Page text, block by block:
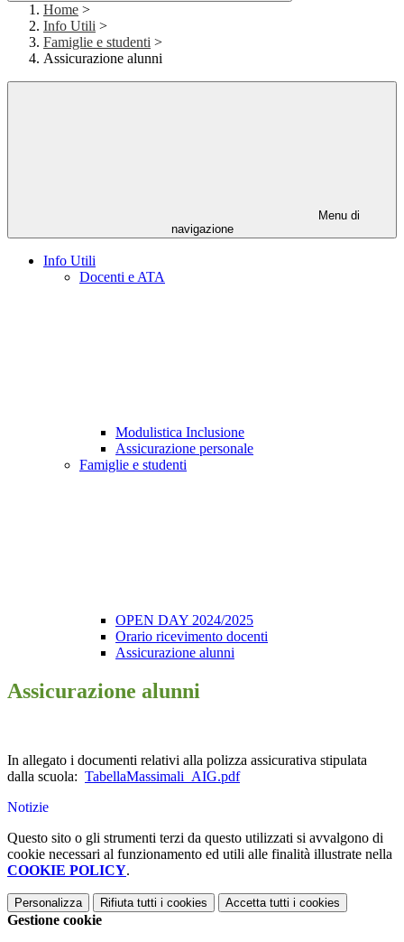
Home >
Info Utili >
Famiglie e studenti >
Assicurazione alunni
Menu di
navigazione
Info Utili
Docenti e ATA
Modulistica Inclusione
Assicurazione personale
Famiglie e studenti
OPEN DAY 2024/2025
Orario ricevimento docenti
Assicurazione alunni
Assicurazione alunni
In allegato i documenti relativi alla polizza assicurativa stipulata
dalla scuola: TabellaMassimali_AIG.pdf
Notizie
Questo sito o gli strumenti terzi da questo utilizzati si avvalgono di
cookie necessari al funzionamento ed utili alle finalità illustrate nella
COOKIE POLICY.
Personalizza Rifiuta tutti i cookies Accetta tutti i cookies
Gestione cookie